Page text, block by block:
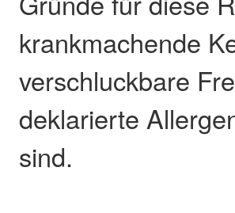
krankmachende
verschluckbare
deklarierte
sind.